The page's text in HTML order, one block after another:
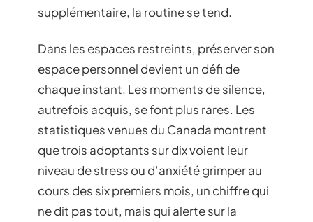
supplémentaire, la routine se tend.
Dans les espaces restreints, préserver son
espace personnel devient un défi de
chaque instant. Les moments de silence,
autrefois acquis, se font plus rares. Les
statistiques venues du Canada montrent
que trois adoptants sur dix voient leur
niveau de stress ou d’anxiété grimper au
cours des six premiers mois, un chiffre qui
ne dit pas tout, mais qui alerte sur la